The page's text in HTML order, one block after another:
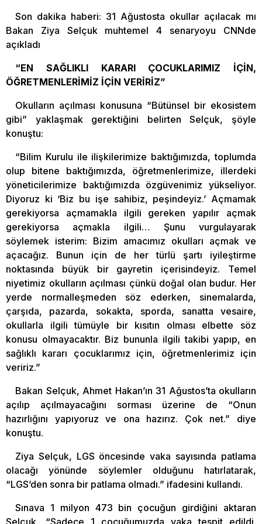
Son dakika haberi: 31 Ağustosta okullar açılacak mı
Bakan Ziya Selçuk muhtemel 4 senaryoyu CNNde
açıkladı
“EN SAĞLIKLI KARARI ÇOCUKLARIMIZ İÇİN,
ÖĞRETMENLERİMİZ İÇİN VERİRİZ”
Okulların açılması konusuna “Bütünsel bir ekosistem
gibi” yaklaşmak gerektiğini belirten Selçuk, şöyle
konuştu:
“Bilim Kurulu ile ilişkilerimize baktığımızda, toplumda
olup bitene baktığımızda, öğretmenlerimize, illerdeki
yöneticilerimize baktığımızda özgüvenimiz yükseliyor.
Diyoruz ki ‘Biz bu işe sahibiz, peşindeyiz.’ Açmamak
gerekiyorsa açmamakla ilgili gereken yapılır açmak
gerekiyorsa açmakla ilgili… Şunu vurgulayarak
söylemek isterim: Bizim amacımız okulları açmak ve
açacağız. Bunun için de her türlü şartı iyileştirme
noktasında büyük bir gayretin içerisindeyiz. Temel
niyetimiz okulların açılması çünkü doğal olan budur. Her
yerde normalleşmeden söz ederken, sinemalarda,
çarşıda, pazarda, sokakta, sporda, sanatta vesaire,
okullarla ilgili tümüyle bir kısıtın olması elbette söz
konusu olmayacaktır. Biz bununla ilgili takibi yapıp, en
sağlıklı kararı çocuklarımız için, öğretmenlerimiz için
veririz.”
Bakan Selçuk, Ahmet Hakan’ın 31 Ağustos’ta okulların
açılıp açılmayacağını sorması üzerine de “Onun
hazırlığını yapıyoruz ve ona hazırız. Çok net.” diye
konuştu.
Ziya Selçuk, LGS öncesinde vaka sayısında patlama
olacağı yönünde söylemler olduğunu hatırlatarak,
“LGS’den sonra bir patlama olmadı.” ifadesini kullandı.
Sınava 1 milyon 473 bin çocuğun girdiğini aktaran